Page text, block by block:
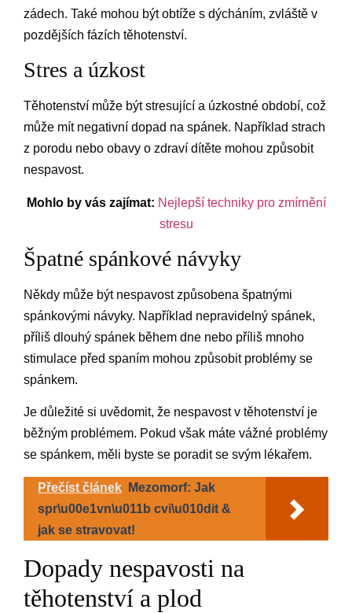
zádech. Také mohou být obtíže s dýcháním, zvláště v
pozdějších fázích těhotenství.
Stres a úzkost
Těhotenství může být stresující a úzkostné období, což
může mít negativní dopad na spánek. Například strach
z porodu nebo obavy o zdraví dítěte mohou způsobit
nespavost.
Mohlo by vás zajímat: Nejlepší techniky pro zmírnění
stresu
Špatné spánkové návyky
Někdy může být nespavost způsobena špatnými
spánkovými návyky. Například nepravidelný spánek,
příliš dlouhý spánek během dne nebo příliš mnoho
stimulace před spaním mohou způsobit problémy se
spánkem.
Je důležité si uvědomit, že nespavost v těhotenství je
běžným problémem. Pokud však máte vážné problémy
se spánkem, měli byste se poradit se svým lékařem.
Přečíst článek
Mezomorf: Jak
spr\u00e1vn\u011b cvi\u010dit &
jak se stravovat!
Dopady nespavosti na
těhotenství a plod